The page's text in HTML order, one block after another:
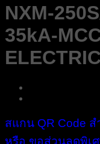
NXM-
35kA-
ELECTRIC
สแกน QR Code
หรือ ขอส่วนลดพิเ